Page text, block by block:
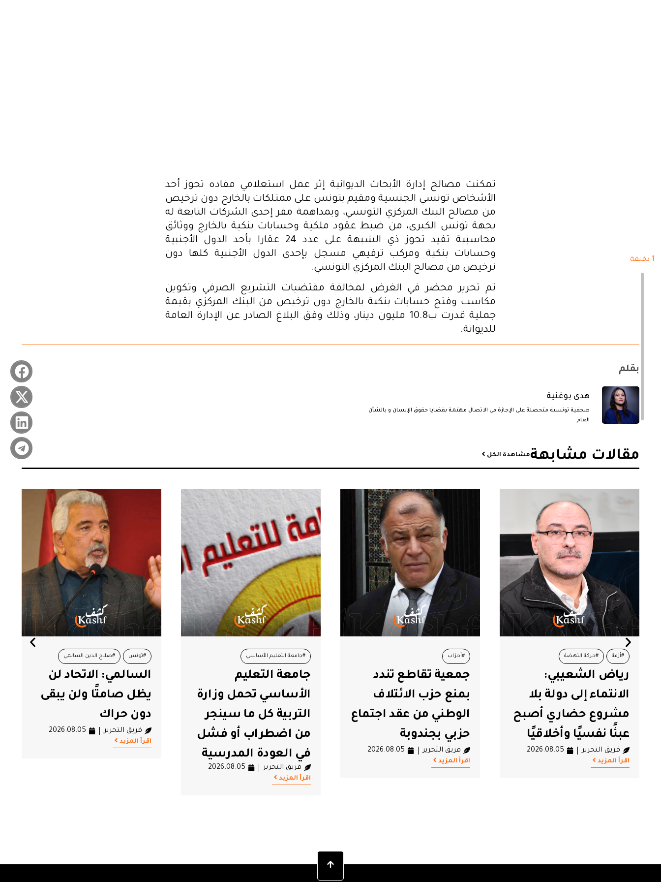
1 دقيقة
تمكنت مصالح إدارة الأبحاث الديوانية إثر عمل استعلامي مفاده تحوز أحد
الأشخاص تونسي الجنسية ومقيم بتونس على ممتلكات بالخارج دون ترخيص
من مصالح البنك المركزي التونسي، وبمداهمة مقر إحدى الشركات التابعة له
بجهة تونس الكبرى، من ضبط عقود ملكية وحسابات بنكية بالخارج ووثائق
محاسبية تفيد تحوز ذي الشبهة على عدد 24 عقارا بأحد الدول الأجنبية
وحسابات بنكية ومركب ترفيهي مسجل بإحدى الدول الأجنبية كلها دون
ترخيص من مصالح البنك المركزي التونسي.
تم تحرير محضر في الغرض لمخالفة مقتضيات التشريع الصرفي وتكوين
مكاسب وفتح حسابات بنكية بالخارج دون ترخيص من البنك المركزي بقيمة
جملية قدرت ب10.8 مليون دينار، وذلك وفق البلاغ الصادر عن الإدارة العامة
للديوانة.
بقلم
هدى بوغنية
صحفية تونسية متحصلة على الإجازة في الاتصال مهتمة بقضايا حقوق الإنسان و بالشأن
العام
مقالات مشابهة​مشاهدة الكل
#أزمة #حركة النهضة
#رياض الشعيبي
رياض الشعيبي:
الانتماء إلى دولة بلا
مشروع حضاري أصبح
عبئًا نفسيًا وأخلاقيًا
فريق التحرير 2026.08.05
اقرأ المزيد
#أحزاب
#جمعية تقاطع من أجل الحقوق والحريات
#جندوبة #حزب الائتلاف الوطني
جمعية تقاطع تندد
بمنع حزب الائتلاف
الوطني من عقد اجتماع
حزبي بجندوبة
فريق التحرير 2026.08.05
اقرأ المزيد
#جامعة التعليم الأساسي
#عودة مدرسية #وزارة التربية
جامعة التعليم
الأساسي تحمل وزارة
التربية كل ما سينجر
من اضطراب أو فشل
في العودة المدرسية
فريق التحرير 2026.08.05
اقرأ المزيد
#تونس #صلاح الدين السالمي
السالمي: الاتحاد لن
يظل صامتًا ولن يبقى
دون حراك
فريق التحرير 2026.08.05
اقرأ المزيد